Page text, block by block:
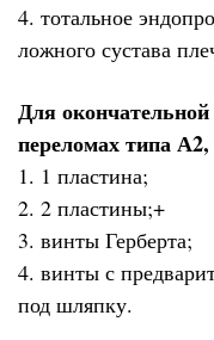
4. тотальное
ложного сустава
Для окончательной
переломах типа
1. 1 пластина;
2. 2 пластины;+
3. винты Герберта;
4. винты с
под шляпку.